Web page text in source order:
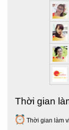
Thời gian
Thời gian làm